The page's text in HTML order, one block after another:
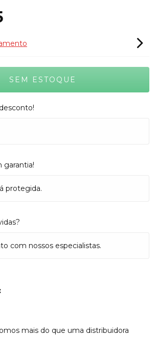
garantia!
protegida.
com nossos especialistas.
mais do que uma distribuidora